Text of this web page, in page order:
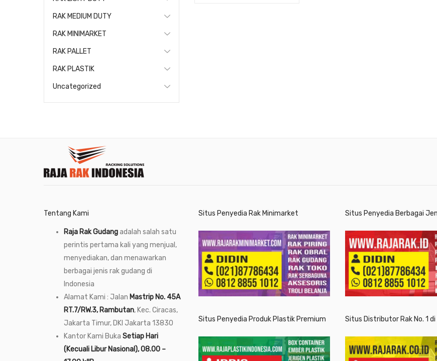
RAK MEDIUM DUTY
RAK MINIMARKET
RAK PALLET
RAK PLASTIK
Uncategorized
Tentang Kami
Raja Rak Gudangadalah salah satu
perintis pertama kali yang menjual,
menyediakan, dan menawarkan
berbagai jenis rak gudang di
Indonesia
Alamat Kami : Jalan Mastrip No. 45A
RT.7/RW.3, Rambutan, Kec. Ciracas,
Jakarta Timur, DKI Jakarta 13830
Kantor Kami Buka Setiap Hari
(Kecuali Libur Nasional), 08.00 –
Situs Penyedia Rak Minimarket
Situs Penyedia Produk Plastik Premium
Situs Penyedia Berbagai
Situs Distributor Rak No. 1 di